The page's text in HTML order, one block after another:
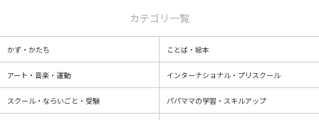
カテゴリ一覧
かず・かたち ことば・絵本
アート・音楽・運動 インターナショナル・プリスクール
スクール・ならいごと・受験 パパママの学習・スキルアップ